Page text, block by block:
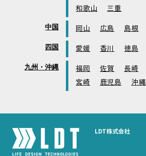
和歌山
三重
中国 岡山 広島 島根
四国 愛媛 香川 徳島
九州・沖縄 福岡 佐賀 長崎
宮崎
鹿児島 沖縄
LDT株式会社